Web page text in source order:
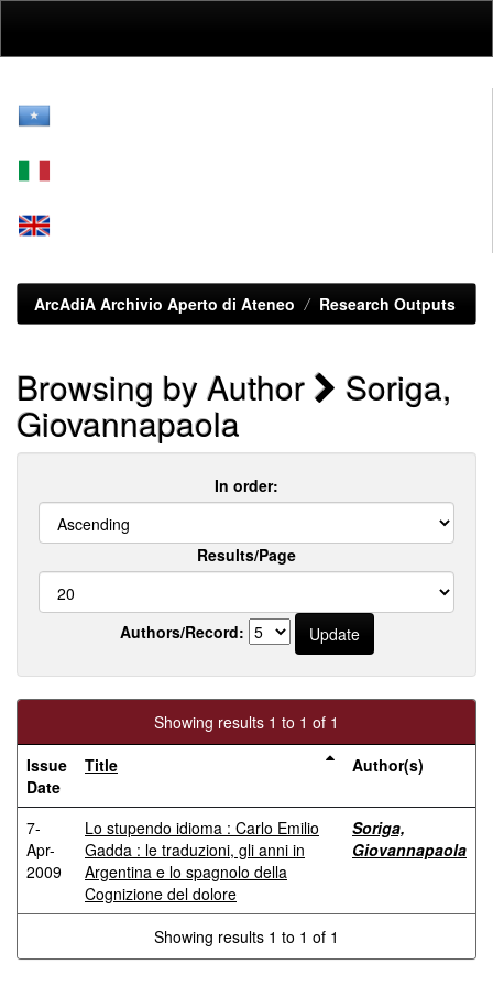
ArcAdiA Archivio Aperto di Ateneo Research Outputs
Browsing by Author Soriga,
Giovannapaola
In order:
Results/Page
Authors/Record:
Showing results 1 to 1 of 1
Issue
Date
Title Author(s)
7-
Apr-
2009
Lo stupendo idioma : Carlo Emilio
Gadda : le traduzioni, gli anni in
Argentina e lo spagnolo della
Cognizione del dolore
Soriga,
Giovannapaola
Showing results 1 to 1 of 1